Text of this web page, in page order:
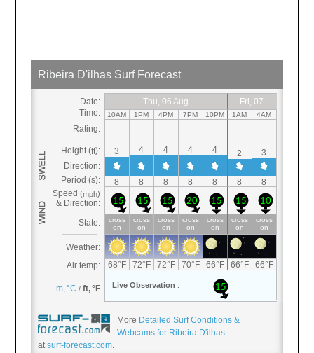
More Detailed Surf Conditions &
Webcams for Ribeira D'ilhas
atsurf-forecast.com.